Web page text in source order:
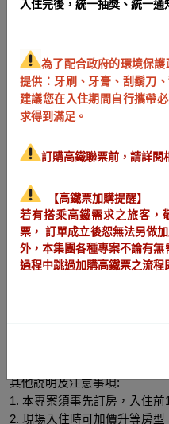
洛碁早鳥優惠專案在這裡!
優惠!
專案房型: 各館店全房型
退房時間: 退房日的中午11:00
[住宿不含早餐]
不定期贈送迎賓小禮
其他說明及注意事項:
1. 本專案須事先訂房，入住前
2. 現場入住時可加價升等房
入住完後，統一抽獎、統一通
為了配合政府的環境保
提供：牙刷、牙膏、刮鬍刀
建議您在入住期間自行攜帶
求得到滿足。
訂購高鐵聯票前，請詳閱
【高鐵票加購提醒】
若有搭乘高鐵需求之旅客，
票， 訂單成立後恕無法另做
外，本集團各種專案不論有
過程中跳過加購高鐵票之流程